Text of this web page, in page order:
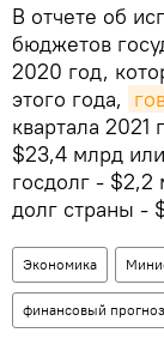
В отчете об
бюджетов
2020 год,
этого года,
квартала 2021
$23,4 млрд
госдолг -
долг страны -
Экономика
финансовый прогноз